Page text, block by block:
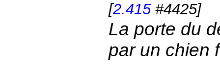
[2.415#4425]
La porte du
par un chien